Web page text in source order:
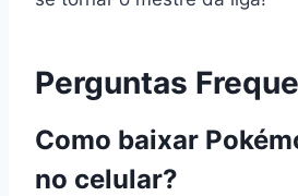
Perguntas
Como baixar
no celular?